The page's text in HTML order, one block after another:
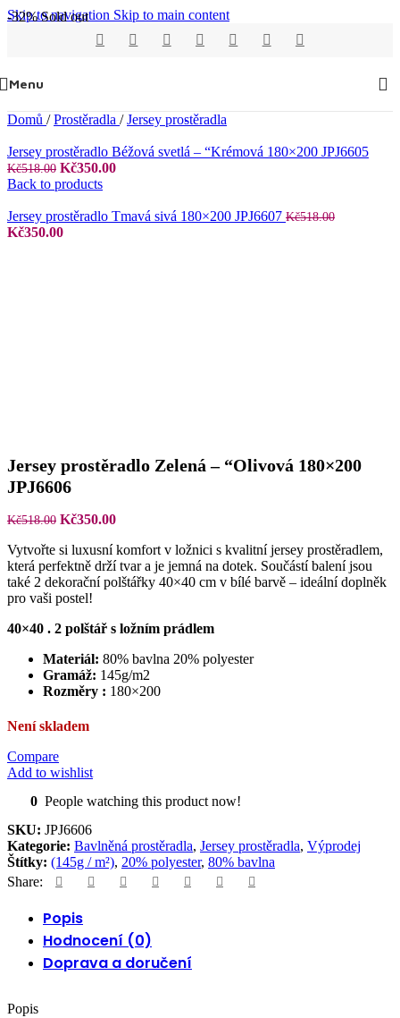
Skip to navigation Skip to main content
Menu
Domů / Prostěradla / Jersey prostěradla
Jersey prostěradlo Béžová svetlá – “Krémová 180×200 JPJ6605
Kč518.00 Původní
cena
Kč518.00.
Kč350.00Aktuální
Kč350.00.
Back to products
Jersey prostěradlo Tmavá sivá 180×200 JPJ6607 Kč518.00
Původní
Kč350.00Aktuální
-32% Sold out
Jersey prostěradlo Zelená – “Olivová 180×200
JPJ6606
Kč518.00 Původní
byla:
Kč518.00.
Kč350.00Aktuální
je:
Kč350.00.
Vytvořte si luxusní komfort v ložnici s kvalitní jersey prostěradlem,
která perfektně drží tvar a je jemná na dotek. Součástí balení jsou
také 2 dekorační polštářky 40×40 cm v bílé barvě – ideální doplněk
pro vaši postel!
40×40 . 2 polštář s ložním prádlem
Materiál: 80% bavlna 20% polyester
Gramáž: 145g/m2
Rozměry : 180×200
Není skladem
Compare
Add to wishlist
0 People watching this product now!
SKU: JPJ6606
Kategorie: Bavlněná prostěradla, Jersey prostěradla, Výprodej
Štítky: (145g / m²), 20% polyester, 80% bavlna
Share:
Popis
Hodnocení (0)
Doprava a doručení
Popis